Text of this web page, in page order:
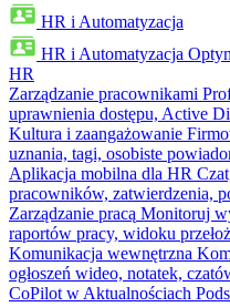
HR i Automatyzacja
HR i Automatyzacja
HR
Zarządzanie pracownikami
uprawnienia dostępu, Active
Kultura i zaangażowanie
uznania, tagi, osobiste
Aplikacja mobilna dla HR
pracowników, zatwierdzenia,
Zarządzanie pracą Monitoruj
raportów pracy, widoku
Komunikacja wewnętrzna
ogłoszeń wideo, notatek,
CoPilot w Aktualnościach